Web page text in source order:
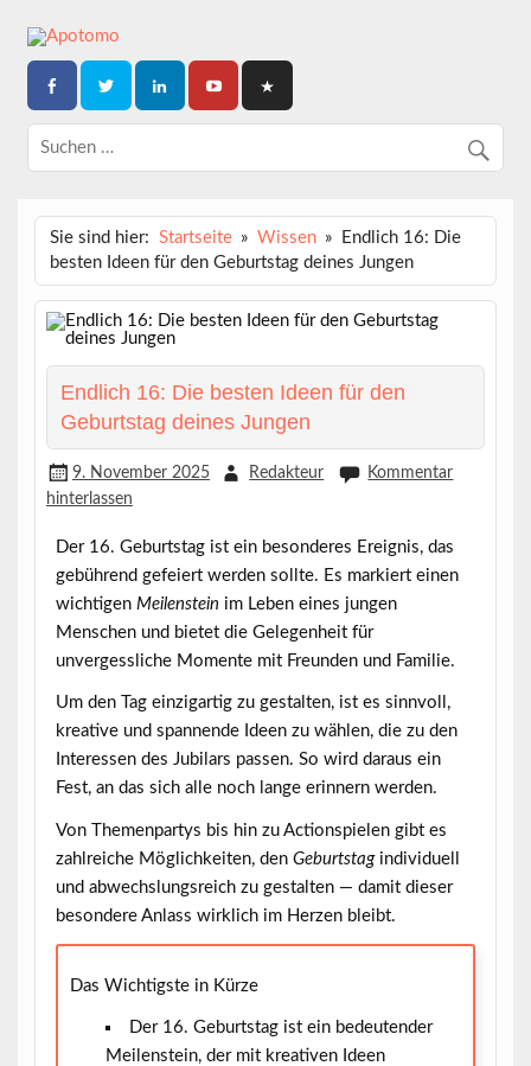
content
APOTOMO
Dein News-Magazin
Sie sind hier: Startseite Wissen
Endlich 16: Die
besten Ideen für den Geburtstag deines Jungen
Endlich 16: Die besten Ideen für den
Geburtstag deines Jungen
9. November 2025 Redakteur
Kommentar
hinterlassen
Der 16. Geburtstagist ein besonderes Ereignis, das
gebührend gefeiert werden sollte. Es markiert einen
wichtigen Meilenstein im Leben eines jungen
Menschen und bietet die Gelegenheit für
unvergessliche Momente mit Freunden und Familie.
Um den Tag einzigartig zu gestalten, ist es sinnvoll,
kreative und spannende Ideen zu wählen, die zu den
Interessen des Jubilars passen. So wird daraus ein
Fest, an das sich alle noch lange erinnern werden.
Von Themenpartys bis hin zu Actionspielen gibt es
zahlreiche Möglichkeiten, den Geburtstagindividuell
und abwechslungsreich zu gestalten — damit dieser
besondere Anlass wirklich im Herzen bleibt.
Das Wichtigste in Kürze
Der 16. Geburtstag ist ein bedeutender
Meilenstein, der mit kreativen Ideen